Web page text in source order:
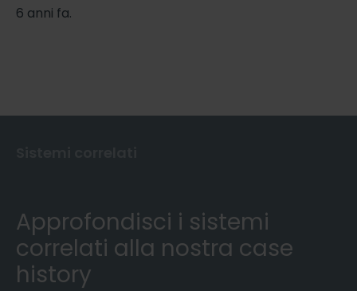
6 anni fa.
Approfondisci i sistemi
correlati alla nostra case
history